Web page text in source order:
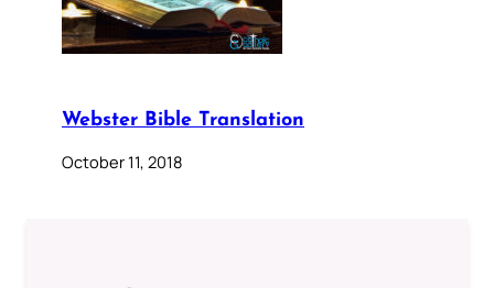
Webster Bible Translation
October 11, 2018